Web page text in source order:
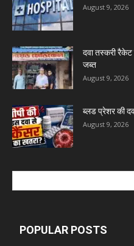
August 9, 2026
दवा तस्करी रैकेट
जब्त
August 9, 2026
ब्लड प्रेशर की
August 9, 2026
POPULAR POSTS